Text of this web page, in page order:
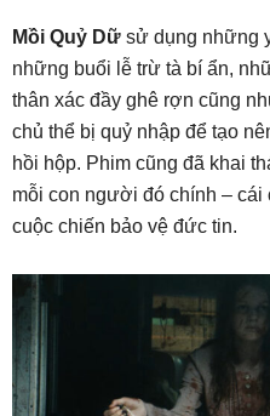
Mồi Quỷ Dữ sử dụng những
những buổi lễ trừ tà bí ẩn,
thân xác đầy ghê rợn cũng
chủ thể bị quỷ nhập để tạo
hồi hộp. Phim cũng đã khai
mỗi con người đó chính – cái
cuộc chiến bảo vệ đức tin.